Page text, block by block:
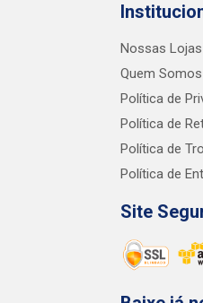
Nossas Lojas
Quem Somos
Política de
Política de
Política de
Política de
Site